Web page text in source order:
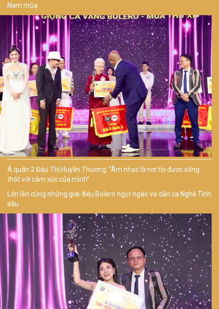
Nam mùa
Á quân 2 Đậu Thị Huyền Thương: “Âm nhạc là nơi tôi được sống
thật với cảm xúc của mình”
Lớn lên cùng những giai điệu Bolero ngọt ngào và dân ca Nghệ Tĩnh
sâu